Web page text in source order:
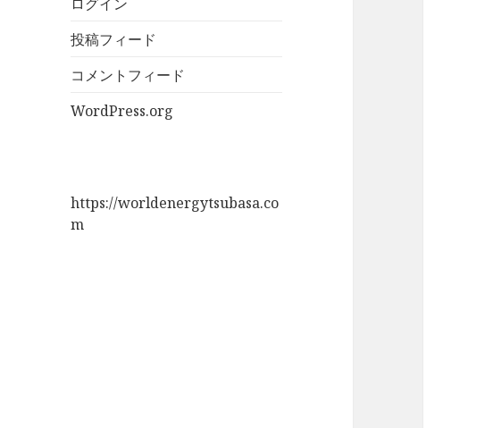
投稿フィード
コメントフィード
WordPress.org
https://worldenergytsubasa.co
m